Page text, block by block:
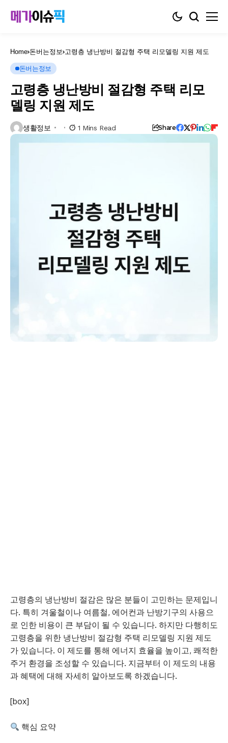
Home 돈버는정보 고령층 냉난방비 절감형 주택 리모델링 지원 제도
돈버는정보
고령층 냉난방비 절감형 주택 리모
델링 지원 제도
생활정보 1 Mins Read Share
고령층의 냉난방비 절감은 많은 분들이 고민하는 문제입니
다. 특히 겨울철이나 여름철, 에어컨과 난방기구의 사용으
로 인한 비용이 큰 부담이 될 수 있습니다. 하지만 다행히도
고령층을 위한 냉난방비 절감형 주택 리모델링 지원 제도
가 있습니다. 이 제도를 통해 에너지 효율을 높이고, 쾌적한
주거 환경을 조성할 수 있습니다. 지금부터 이 제도의 내용
과 혜택에 대해 자세히 알아보도록 하겠습니다.
[box]
핵심 요약